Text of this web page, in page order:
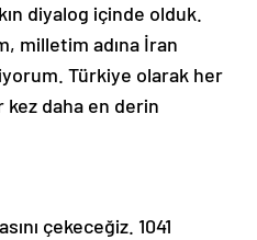
diyalog içinde olduk.
milletim adına İran
Türkiye olarak her
kez daha en derin
çekeceğiz. 1041